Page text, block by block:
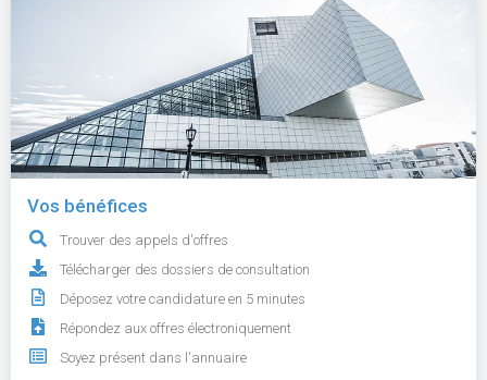
Vos bénéfices
Trouver des appels d'offres
Télécharger des dossiers de consultation
Déposez votre candidature en 5 minutes
Répondez aux offres électroniquement
Soyez présent dans l'annuaire